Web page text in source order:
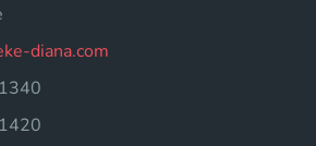
diana.com